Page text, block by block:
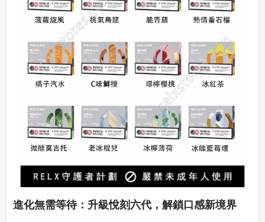
進化無需等待：升級悅刻六代，解鎖口感新境界